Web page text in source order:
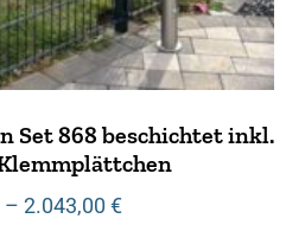
Set 868 beschichtet inkl.
– 2.043,00 €